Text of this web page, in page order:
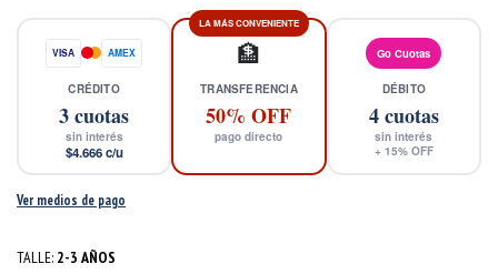
VISA AMEX
CRÉDITO
3cuotas
sin interés
$4.666c/u
LA MÁS CONVENIENTE
🏦
TRANSFERENCIA
50% OFF
pago directo
Go Cuotas
DÉBITO
4cuotas
sin interés
+ 15% OFF
Ver medios de pago
TALLE: 2-3 AÑOS